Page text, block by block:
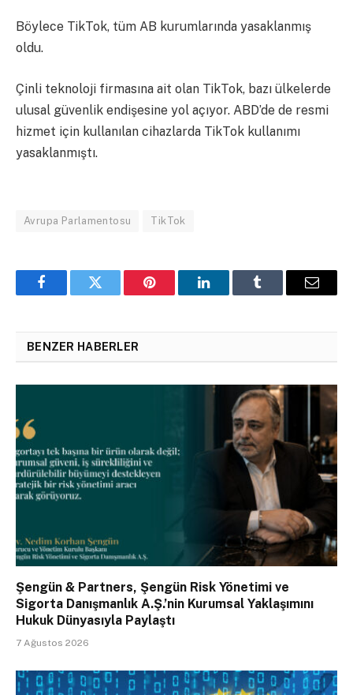
Böylece TikTok, tüm AB kurumlarında yasaklanmış
oldu.
Çinli teknoloji firmasına ait olan TikTok, bazı ülkelerde
ulusal güvenlik endişesine yol açıyor. ABD’de de resmi
hizmet için kullanılan cihazlarda TikTok kullanımı
yasaklanmıştı.
Avrupa Parlamentosu TikTok
FacebookTwitter Pinterest LinkedInTumblr Email
BENZER HABERLER
Şengün & Partners, Şengün Risk Yönetimi ve
Sigorta Danışmanlık A.Ş.’nin Kurumsal Yaklaşımını
Hukuk Dünyasıyla Paylaştı
7 Ağustos 2026